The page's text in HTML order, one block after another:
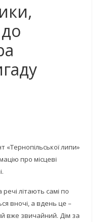
«Тернопільської липи»
про місцеві
літають самі по
вночі, а вдень це –
вже звичайний. Дім за